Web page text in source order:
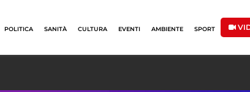
POLITICA SANITÀ CULTURA EVENTI AMBIENTE SPORT